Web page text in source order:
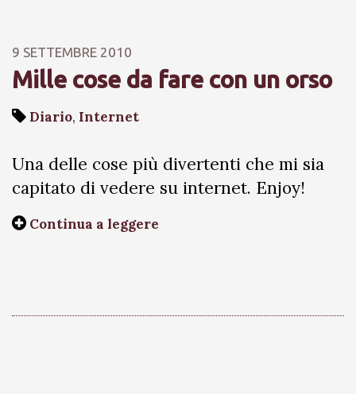
9 SETTEMBRE 2010
Mille cose da fare con un orso
Diario, Internet
Una delle cose più divertenti che mi sia
capitato di vedere su internet. Enjoy!
Continua a leggere